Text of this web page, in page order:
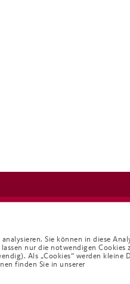
Sie können in diese
nur die notwendigen Cookies
Als „Cookies“ werden kleine
finden Sie in unserer